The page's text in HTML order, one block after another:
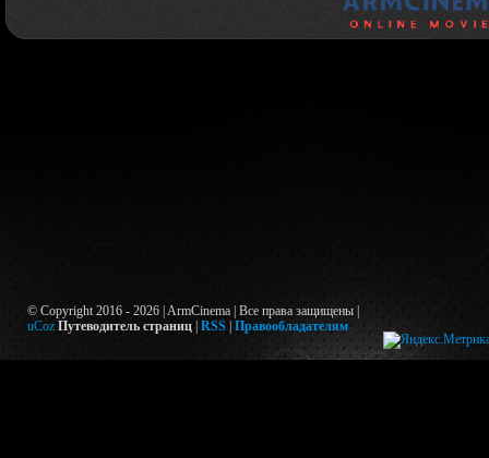
© Copyright 2016 - 2026 | ArmCinema | Все права защищены |
uCoz Путеводитель страниц RSS Правообладателям